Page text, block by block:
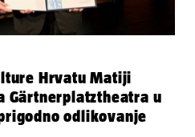
Hrvatu Matiji
Gärtnerplatztheatra u
odlikovanje